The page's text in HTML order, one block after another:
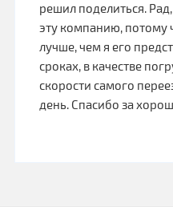
решил поделиться.
эту компанию, потому
лучше, чем я его
сроках, в качестве
скорости самого
день. Спасибо за